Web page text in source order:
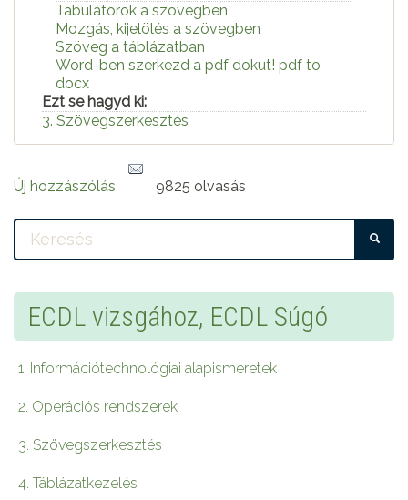
Tabulátorok a szövegben
Mozgás, kijelölés a szövegben
Szöveg a táblázatban
Word-ben szerkezd a pdf dokut! pdf to
docx
Ezt se hagyd ki:
3. Szövegszerkesztés
Új hozzászólás 9825 olvasás
ECDL vizsgához, ECDL Súgó
1. Információtechnológiai alapismeretek
2. Operációs rendszerek
3. Szövegszerkesztés
4. Táblázatkezelés